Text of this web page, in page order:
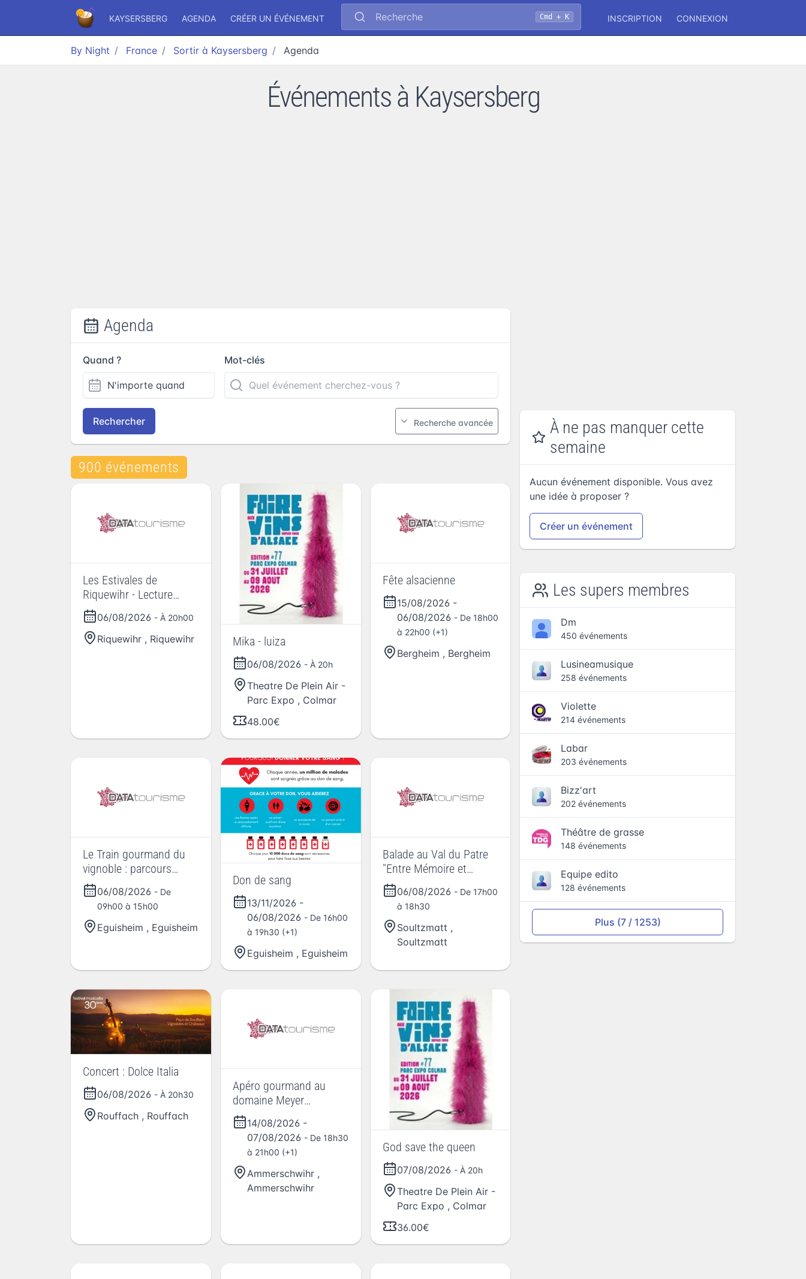
KAYSERSBERG AGENDA CRÉER UN ÉVÉNEMENT Recherche Cmd + K INSCRIPTION CONNEXION
By Night France Sortir à Kaysersberg Agenda
Événements à Kaysersberg
Agenda
Quand ? Mot-clés
Rechercher Recherche avancée
900 événements
Les Estivales de
Riquewihr - Lecture
musicale par Claude
HUNSINGER
06/08/2026 - À 20h00
Riquewihr , Riquewihr Mika - luiza
06/08/2026 - À 20h
Theatre De Plein Air -
Parc Expo , Colmar
48.00€
Fête alsacienne
15/08/2026 -
06/08/2026 - De 18h00
à 22h00 (+1)
Bergheim , Bergheim
Le Train gourmand du
vignoble : parcours
Strangenberg
06/08/2026 - De
09h00 à 15h00
Eguisheim , Eguisheim
Don de sang
13/11/2026 -
06/08/2026 - De 16h00
à 19h30 (+1)
Eguisheim , Eguisheim
Balade au Val du Patre
"Entre Mémoire et
Légendes"
06/08/2026 - De 17h00
à 18h30
Soultzmatt ,
Soultzmatt
Concert : Dolce Italia
06/08/2026 - À 20h30
Rouffach , Rouffach
Apéro gourmand au
domaine Meyer
Théodore
14/08/2026 -
07/08/2026 - De 18h30
à 21h00 (+1)
Ammerschwihr ,
Ammerschwihr
God save the queen
07/08/2026 - À 20h
Theatre De Plein Air -
Parc Expo , Colmar
36.00€
À ne pas manquer cette
semaine
Aucun événement disponible. Vous avez
une idée à proposer ?
Créer un événement
Les supers membres
Dm
450 événements
Lusineamusique
258 événements
Violette
214 événements
Labar
203 événements
Bizz'art
202 événements
Théâtre de grasse
148 événements
Equipe edito
128 événements
Plus (7 / 1253)